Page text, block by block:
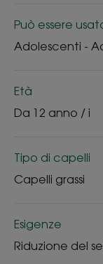
Può essere
Adolescenti -
Età
Da 12 anno / i
Tipo di capelli
Capelli grassi
Esigenze
Riduzione del